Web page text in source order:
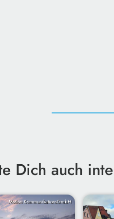
Dich auch
Motion KommunikationsGmbH